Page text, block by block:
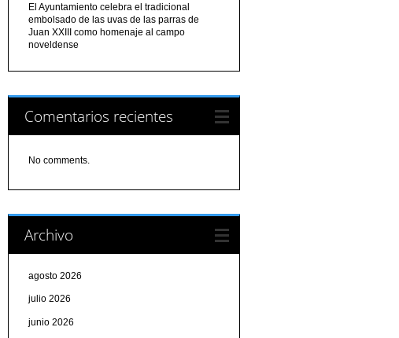
El Ayuntamiento celebra el tradicional
embolsado de las uvas de las parras de
Juan XXIII como homenaje al campo
noveldense
Comentarios recientes
No comments.
Archivo
agosto 2026
julio 2026
junio 2026